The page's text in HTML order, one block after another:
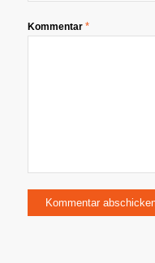
Kommentar *